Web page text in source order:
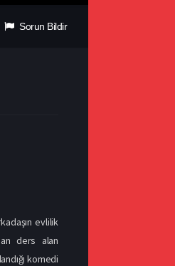
Sorun Bildir
evlilik
ders alan
komedi